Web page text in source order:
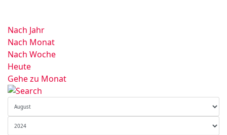
Nach Jahr
Nach Monat
Nach Woche
Heute
Gehe zu Monat